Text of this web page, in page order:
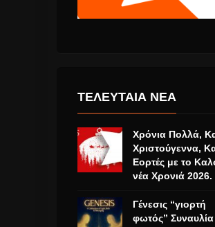
ΤΕΛΕΥΤΑΙΑ ΝΕΑ
Χρόνια Πολλά,
Χριστούγεννα,
Εορτές με το
νέα Χρονιά 2026.
Γένεσις “γιορτή
φωτός” Συναυλία